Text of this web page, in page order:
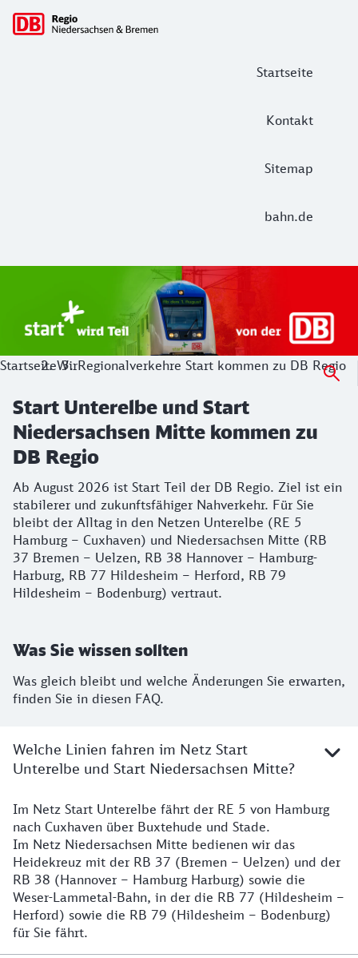
Startseite
Kontakt
Sitemap
bahn.de
Hauptnavigation
Start Unterelbe und Start
Ab August 2026 ist Start Teil der DB Regio. Ziel ist ein
StartseiteWirRegionalverkehre Start kommen zu DB Regio
Start Unterelbe und Start
Niedersachsen Mitte kommen zu
DB Regio
Ab August 2026 ist Start Teil der DB Regio. Ziel ist ein
stabilerer und zukunftsfähiger Nahverkehr. Für Sie
bleibt der Alltag in den Netzen Unterelbe (RE 5
Hamburg – Cuxhaven) und Niedersachsen Mitte (RB
37 Bremen – Uelzen, RB 38 Hannover – Hamburg-
Harburg, RB 77 Hildesheim – Herford, RB 79
Hildesheim – Bodenburg) vertraut.
Was Sie wissen sollten
Was gleich bleibt und welche Änderungen Sie erwarten,
finden Sie in diesen FAQ.
Welche Linien fahren im Netz Start
Unterelbe und Start Niedersachsen Mitte?
Details
Im Netz Start Unterelbe fährt der RE 5 von Hamburg
nach Cuxhaven über Buxtehude und Stade.
Im Netz Niedersachsen Mitte bedienen wir das
Heidekreuz mit der RB 37 (Bremen – Uelzen) und der
RB 38 (Hannover – Hamburg Harburg) sowie die
Weser-Lammetal-Bahn, in der die RB 77 (Hildesheim –
Herford) sowie die RB 79 (Hildesheim – Bodenburg)
für Sie fährt.